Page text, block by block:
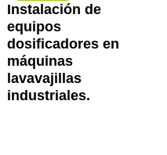
Instalación de
equipos
dosificadores en
máquinas
lavavajillas
industriales.